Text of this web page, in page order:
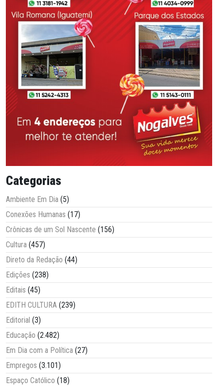
Categorias
Ambiente Em Dia (5)
Conexões Humanas (17)
Crônicas de um Sol Nascente (156)
Cultura (457)
Direto da Redação (44)
Edições (238)
Editais (45)
EDITH CULTURA (239)
Editorial (3)
Educação (2.482)
Em Dia com a Política (27)
Empregos (3.101)
Espaço Católico (18)